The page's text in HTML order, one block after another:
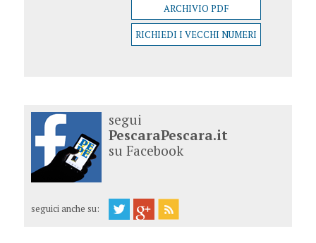
ARCHIVIO PDF
RICHIEDI I VECCHI NUMERI
segui
PescaraPescara.it
su Facebook
seguici anche su: